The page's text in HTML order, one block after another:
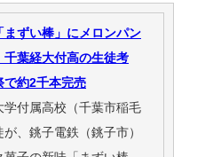
まずい棒」にメロンパン
葉経大付高の生徒考
約2千本完売
学付属高校（千葉市稲毛
が、銚子電鉄（銚子市）